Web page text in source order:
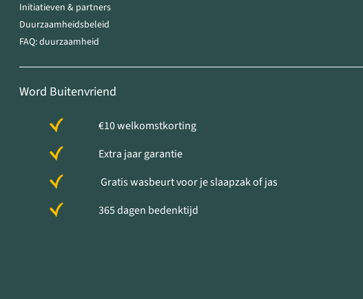
Initiatieven & partners
Duurzaamheidsbeleid
FAQ: duurzaamheid
Word Buitenvriend
€10 welkomstkorting
Extra jaar garantie
Gratis wasbeurt voor je slaapzak of jas
365 dagen bedenktijd